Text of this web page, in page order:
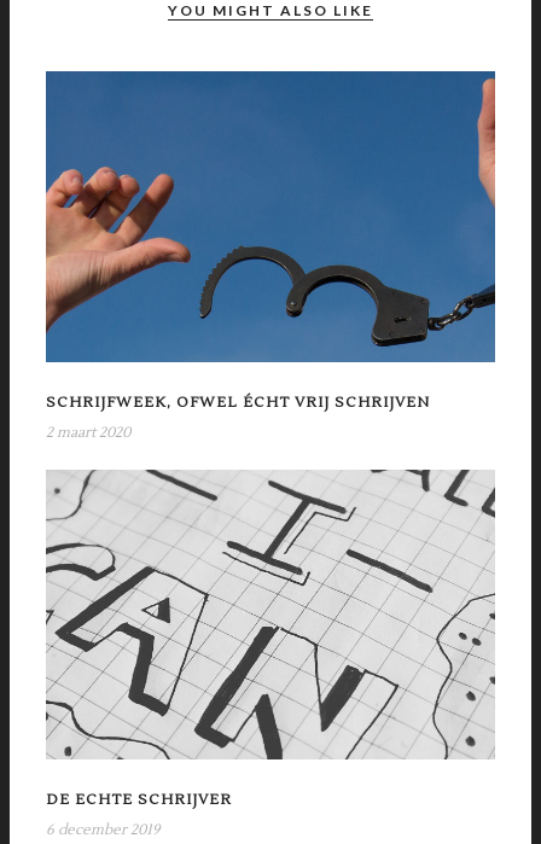
YOU MIGHT ALSO LIKE
SCHRIJFWEEK, OFWEL ÉCHT VRIJ SCHRIJVEN
2 maart 2020
DE ECHTE SCHRIJVER
6 december 2019